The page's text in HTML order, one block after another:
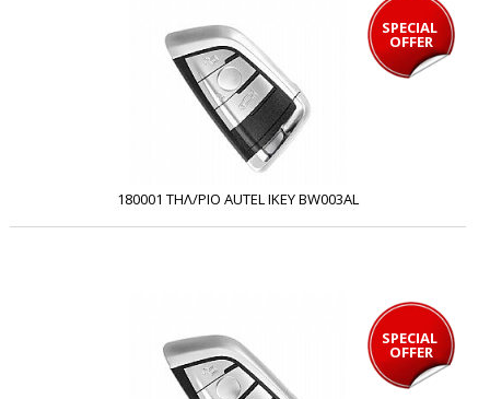
SPECIAL
OFFER
180001 ΤΗΛ/ΡΙΟ AUTEL IKEY BW003AL
SPECIAL
OFFER